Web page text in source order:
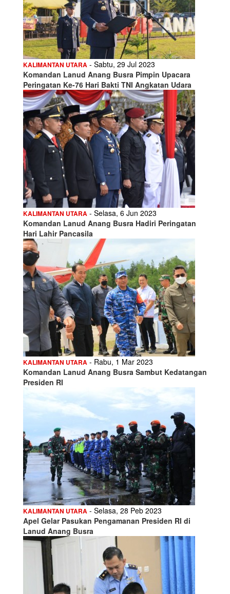
KALIMANTAN UTARA - Sabtu, 29 Jul 2023
Komandan Lanud Anang Busra Pimpin Upacara
Peringatan Ke-76 Hari Bakti TNI Angkatan Udara
KALIMANTAN UTARA - Selasa, 6 Jun 2023
Komandan Lanud Anang Busra Hadiri Peringatan
Hari Lahir Pancasila
KALIMANTAN UTARA - Rabu, 1 Mar 2023
Komandan Lanud Anang Busra Sambut Kedatangan
Presiden RI
KALIMANTAN UTARA - Selasa, 28 Peb 2023
Apel Gelar Pasukan Pengamanan Presiden RI di
Lanud Anang Busra